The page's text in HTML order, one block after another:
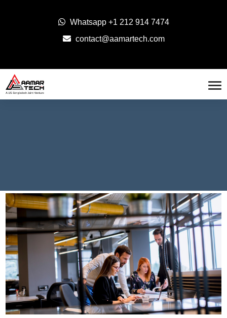
Whatsapp +1 212 914 7474
contact@aamartech.com